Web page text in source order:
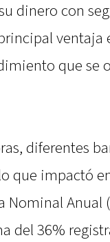
dinero con
ventaja
que se
diferentes
que impactó
Nominal
del 36%